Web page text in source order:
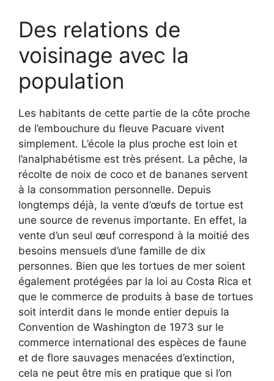
Des relations de
voisinage avec la
population
Les habitants de cette partie de la côte proche
de l’embouchure du fleuve Pacuare vivent
simplement. L’école la plus proche est loin et
l’analphabétisme est très présent. La pêche, la
récolte de noix de coco et de bananes servent
à la consommation personnelle. Depuis
longtemps déjà, la vente d’œufs de tortue est
une source de revenus importante. En effet, la
vente d’un seul œuf correspond à la moitié des
besoins mensuels d’une famille de dix
personnes. Bien que les tortues de mer soient
également protégées par la loi au Costa Rica et
que le commerce de produits à base de tortues
soit interdit dans le monde entier depuis la
Convention de Washington de 1973 sur le
commerce international des espèces de faune
et de flore sauvages menacées d’extinction,
cela ne peut être mis en pratique que si l’on